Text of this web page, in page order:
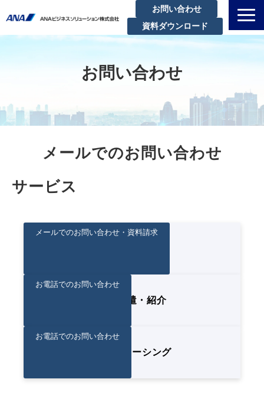
お問い合わせ
資料ダウンロード
解決できる課題
実績・事例紹介
ブログ
お問い合わせ
メールでのお問い合わせ
サービス
メールでのお問い合わせ・資料請求
人材派遣・紹介
お電話でのお問い合わせ
アウトソーシング
お電話でのお問い合わせ